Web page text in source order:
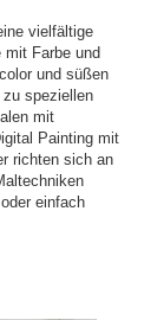
vielfältige
mit Farbe und
und süßen
zu speziellen
mit
Painting mit
richten sich an
einfach